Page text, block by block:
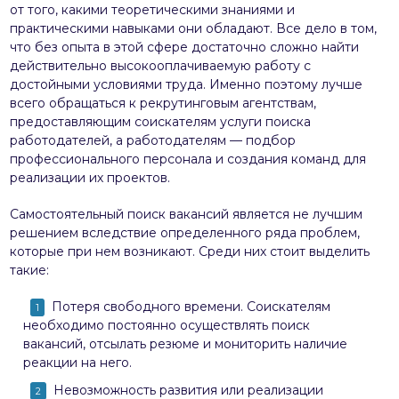
от того, какими теоретическими знаниями и
практическими навыками они обладают. Все дело в том,
что без опыта в этой сфере достаточно сложно найти
действительно высокооплачиваемую работу с
достойными условиями труда. Именно поэтому лучше
всего обращаться к рекрутинговым агентствам,
предоставляющим соискателям услуги поиска
работодателей, а работодателям — подбор
профессионального персонала и создания команд для
реализации их проектов.
Самостоятельный поиск вакансий является не лучшим
решением вследствие определенного ряда проблем,
которые при нем возникают. Среди них стоит выделить
такие:
Потеря свободного времени. Соискателям
необходимо постоянно осуществлять поиск
вакансий, отсылать резюме и мониторить наличие
реакции на него.
Невозможность развития или реализации